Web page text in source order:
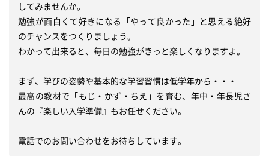
してみませんか。
勉強が面白くて好きになる「やって良かった」と思える絶好
のチャンスをつくりましょう。
わかって出来ると、毎日の勉強がきっと楽しくなりますよ。
まず、学びの姿勢や基本的な学習習慣は低学年から・・・
最高の教材で「もじ・かず・ちえ」を育む、年中・年長児さ
んの『楽しい入学準備』もお任せください。
電話でのお問い合わせをお待ちしています。